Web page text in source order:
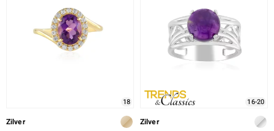
18
Zilver
16-20
Zilver